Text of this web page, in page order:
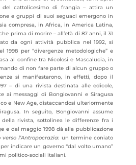
cattolicesimo di frangia – attira un
e gruppi di suoi seguaci emergono in
compresa, in Africa, in America Latina,
prima di morire – all’età di 87 anni, il 31
da ogni attività pubblica nel 1992, si
1998 per “divergenze metodologiche” e
al confine tra Nicolosi e Mascalucia, in
di non fare parte di alcun gruppo o
si manifestarono, in effetti, dopo il
– di una rivista destinata alle edicole,
ai messaggi di Bongiovanni e Siragusa
e New Age, distaccandosi ulteriormente
In seguito, Bongiovanni assume
rivista, sottolinea le differenze fra i
e dal maggio 1998 dà alla pubblicazione
verso l’Antropocrazia: un termine coniato
indicare un governo “dal volto umano”
politico-sociali italiani.